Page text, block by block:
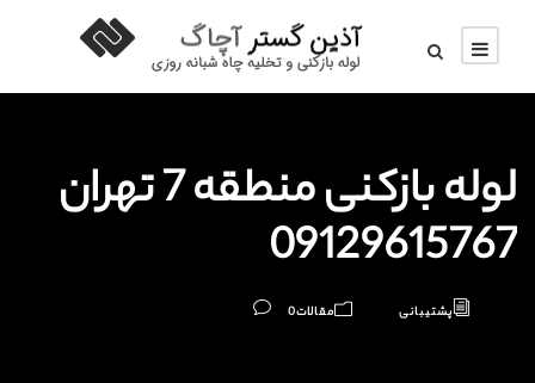
لوله بازکنی منطقه 7 تهران
09129615767
پشتیبانی مقالات0